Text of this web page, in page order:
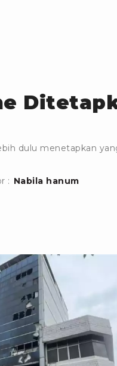
dulu menetapkan
: Nabila hanum